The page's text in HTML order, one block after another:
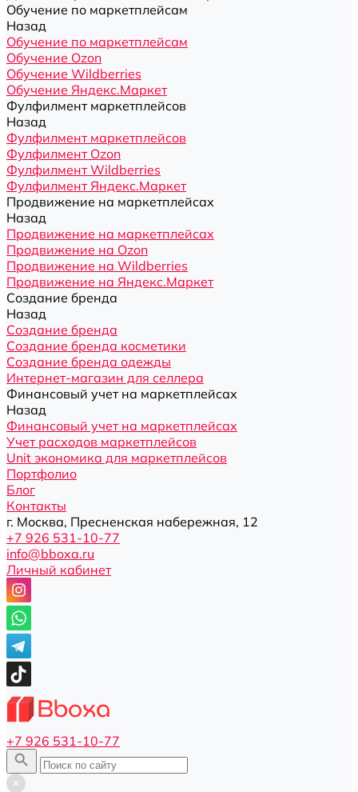
Обучение по маркетплейсам
Назад
Обучение по маркетплейсам
Обучение Ozon
Обучение Wildberries
Обучение Яндекс.Маркет
Фулфилмент маркетплейсов
Назад
Фулфилмент маркетплейсов
Фулфилмент Ozon
Фулфилмент Wildberries
Фулфилмент Яндекс.Маркет
Продвижение на маркетплейсах
Назад
Продвижение на маркетплейсах
Продвижение на Ozon
Продвижение на Wildberries
Продвижение на Яндекс.Маркет
Создание бренда
Назад
Создание бренда
Создание бренда косметики
Создание бренда одежды
Интернет-магазин для селлера
Финансовый учет на маркетплейсах
Назад
Финансовый учет на маркетплейсах
Учет расходов маркетплейсов
Unit экономика для маркетплейсов
Портфолио
Блог
Контакты
г. Москва, Пресненская набережная, 12
+7 926 531-10-77
info@bboxa.ru
Личный кабинет
+7 926 531-10-77